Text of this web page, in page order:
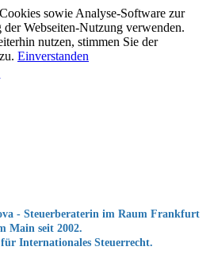
sowie Analyse-Software zur
Webseiten-Nutzung verwenden.
nutzen, stimmen Sie der
Einverstanden
- Steuerberaterin im Raum Frankfurt
Main seit 2002.
Internationales Steuerrecht.